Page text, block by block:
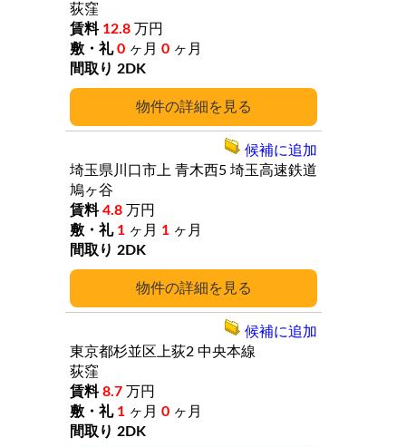
詳細
荻窪
12.8 万円
0 ヶ月 0 ヶ月
2DK
詳細
埼玉県川口市上 青木西5 埼玉高速鉄道
鳩ヶ谷
4.8 万円
1 ヶ月 1 ヶ月
2DK
候補に追加
東京都杉並区上荻2 中央本線
荻窪
8.7 万円
1 ヶ月 0 ヶ月
2DK
候補に追加